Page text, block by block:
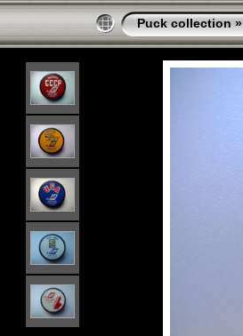
Puck collection »